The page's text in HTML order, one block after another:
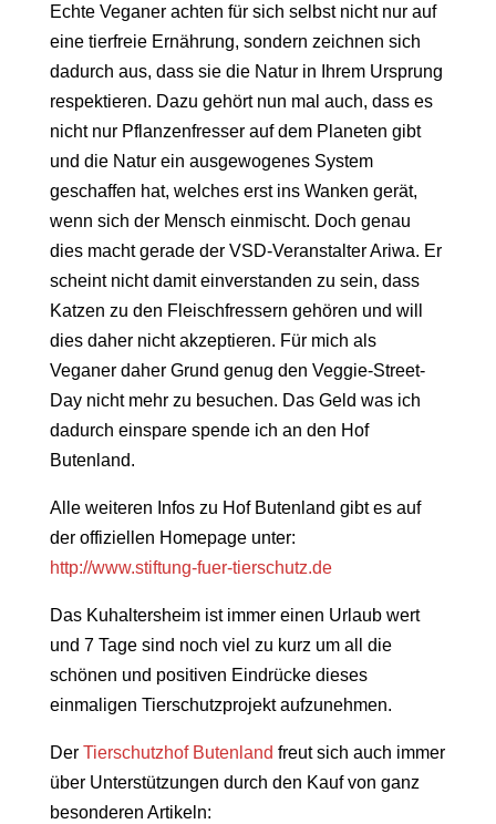
Echte Veganer achten für sich selbst nicht nur auf
eine tierfreie Ernährung, sondern zeichnen sich
dadurch aus, dass sie die Natur in Ihrem Ursprung
respektieren. Dazu gehört nun mal auch, dass es
nicht nur Pflanzenfresser auf dem Planeten gibt
und die Natur ein ausgewogenes System
geschaffen hat, welches erst ins Wanken gerät,
wenn sich der Mensch einmischt. Doch genau
dies macht gerade der VSD-Veranstalter Ariwa. Er
scheint nicht damit einverstanden zu sein, dass
Katzen zu den Fleischfressern gehören und will
dies daher nicht akzeptieren. Für mich als
Veganer daher Grund genug den Veggie-Street-
Day nicht mehr zu besuchen. Das Geld was ich
dadurch einspare spende ich an den Hof
Butenland.
Alle weiteren Infos zu Hof Butenland gibt es auf
der offiziellen Homepage unter:
http://www.stiftung-fuer-tierschutz.de
Das Kuhaltersheim ist immer einen Urlaub wert
und 7 Tage sind noch viel zu kurz um all die
schönen und positiven Eindrücke dieses
einmaligen Tierschutzprojekt aufzunehmen.
Der Tierschutzhof Butenland freut sich auch immer
über Unterstützungen durch den Kauf von ganz
besonderen Artikeln: